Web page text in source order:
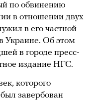
по обвинению
в отношении двух
в его частной
Украине. Об этом
в городе пресс-
издание НГС.
которого
завербован